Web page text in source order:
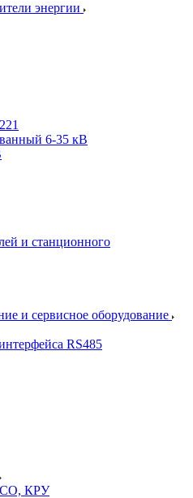
энергии
6-35 кВ
и станционного
и сервисное оборудование
RS485
КРУ